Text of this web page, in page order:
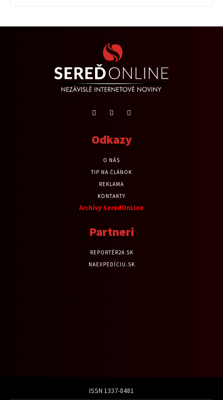
Odkazy
O NÁS
TIP NA ČLÁNOK
REKLAMA
KONTAKTY
Archívy SeredOnLine
Partneri
REPORTÉR24.SK
NAEXPEDÍCIU.SK
ISSN 1337-8481